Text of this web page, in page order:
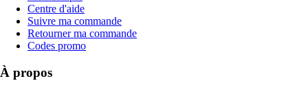
Centre d'aide
Suivre ma commande
Retourner ma commande
Codes promo
À propos